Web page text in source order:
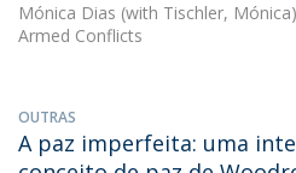
Mónica Dias (with Tischler,
Armed Conflicts
OUTRAS
A paz imperfeita: uma